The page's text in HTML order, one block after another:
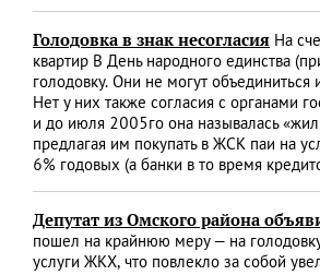
Голодовка в знак несогласия На
квартир В День народного единства
голодовку. Они не могут
Нет у них также согласия с органами
и до июля 2005­го она называлась
предлагая им покупать в ЖСК паи на
6% годовых (а банки в то время
Депутат из Омского района
пошел на крайнюю меру — на
услуги ЖКХ, что повлекло за собой